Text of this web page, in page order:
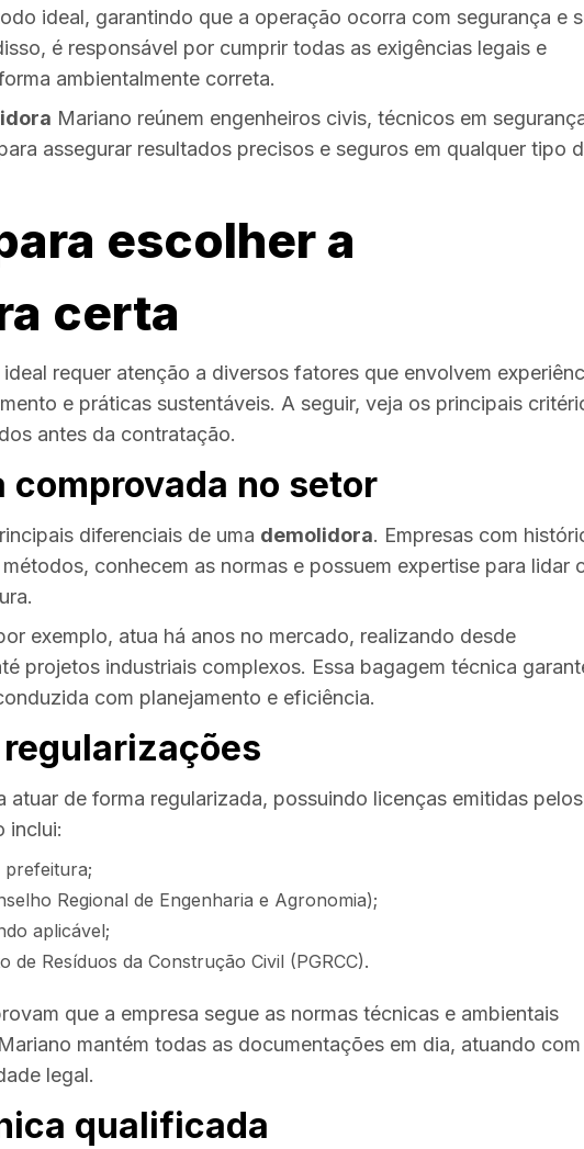
ideal, garantindo que a operação ocorra com segurança e
é responsável por cumprir todas as exigências legais e
ambientalmente correta.
Mariano reúnem engenheiros civis, técnicos em
assegurar resultados precisos e seguros em qualquer tipo
escolher a
certa
ideal requer atenção a diversos fatores que envolvem
e práticas sustentáveis. A seguir, veja os principais
antes da contratação.
comprovada no setor
diferenciais de uma demolidora. Empresas com
conhecem as normas e possuem expertise para lidar
exemplo, atua há anos no mercado, realizando desde
projetos industriais complexos. Essa bagagem técnica
com planejamento e eficiência.
atuar de forma regularizada, possuindo licenças emitidas pelos
inclui:
prefeitura;
Regional de Engenharia e Agronomia);
aplicável;
de Resíduos da Construção Civil (PGRCC).
que a empresa segue as normas técnicas e ambientais
Mariano mantém todas as documentações em dia, atuando com
legal.
qualificada